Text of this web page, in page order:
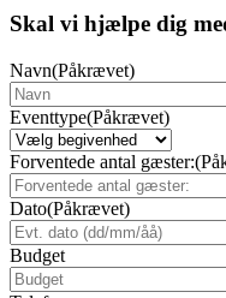
Skal vi hjælpe dig
Navn(Påkrævet)
Eventtype(Påkrævet)
Forventede antal gæster:
Dato(Påkrævet)
Budget